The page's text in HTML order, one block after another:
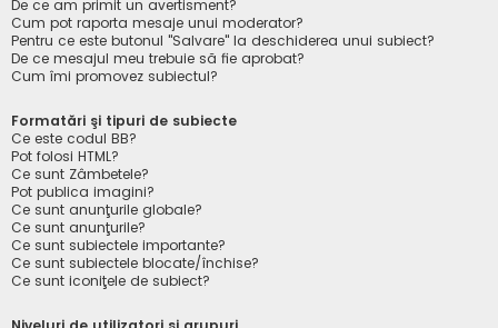
De ce am primit un avertisment?
Cum pot raporta mesaje unui moderator?
Pentru ce este butonul "Salvare" la deschiderea unui subiect?
De ce mesajul meu trebuie să fie aprobat?
Cum îmi promovez subiectul?
Formatări şi tipuri de subiecte
Ce este codul BB?
Pot folosi HTML?
Ce sunt Zâmbetele?
Pot publica imagini?
Ce sunt anunţurile globale?
Ce sunt anunţurile?
Ce sunt subiectele importante?
Ce sunt subiectele blocate/închise?
Ce sunt iconiţele de subiect?